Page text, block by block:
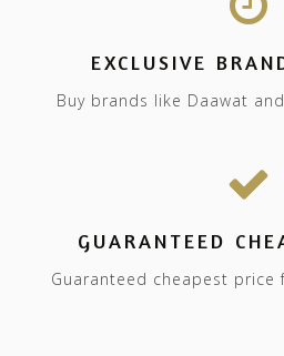
EXCLUSIVE
Buy brands like Daawat
GUARANTEED
Guaranteed cheapest